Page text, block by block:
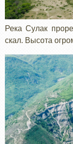
Река Сулак
скал. Высота